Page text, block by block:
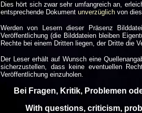
Dies hört sich zwar sehr umfangreich an,
entsprechende Dokument unverzüglich von
Werden von Lesern dieser Präsenz
Veröffentlichung (die Bilddateien bleiben
Rechte bei einem Dritten liegen, der Dritte die
Der Leser erhält auf Wunsch eine
sicherzustellen, dass keine eventuellen
Veröffentlichung einzuholen.
Bei Fragen, Kritik, Problemen
With questions, criticism,